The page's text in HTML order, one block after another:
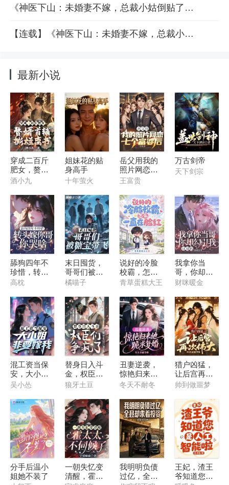
《神医下山：未婚妻不嫁，总裁小姑倒贴了》江辰明卿雪最新章节 第7章免费阅读
【连载】《神医下山：未婚妻不嫁，总裁小姑倒贴了》章节更新 江辰明卿雪最新章节8阅读
最新小说
穿成二百斤
肥女，赘婿
首辅撕烂离
酒小九
姐妹花的贴
身高手
十年萤火
岳父用我的
照片网恋七
个富婆后
王富贵
万古剑帝
天下剑宗
舔狗四年不
珍惜，转头
嫁你哥你哭
高枕
末日囤货，
哥哥们被糖
宝带飞
橘喵子
说好的冷脸
校霸，怎么
一直在脸红
青草蛋糕大王
我拿你当
哥，你却勾
引我，这对
财咪暖金
混工资当保
安，大小姐
非要嫁我
吴小怂
替身日入斗
金，权臣们
争疯了
狼牙土豆
丑妻逆袭，
惊艳归来他
跪求复婚
冬天不耐冬
猎户凶猛，
让后宫再次
伟大
帅到做噩梦
分手后温小
姐她不装了
一朝失忆变
清醒，霍太
我明明负债
过亿，全县
王妃，渣王
爷知道您是